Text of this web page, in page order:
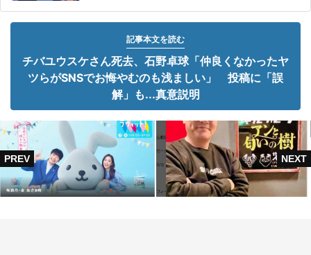
記事本文を読む
チバユウスケさん死去、石野卓球「仲良くなかったヤ
ツらがSNSでお悔やむのも浅ましい」 投稿に「誤
解」も...真意説明